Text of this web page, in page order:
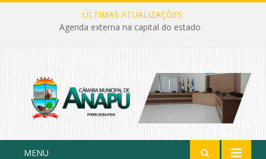
ÚLTIMAS ATUALIZAÇÕES:
Agenda externa na capital do estado
MENU